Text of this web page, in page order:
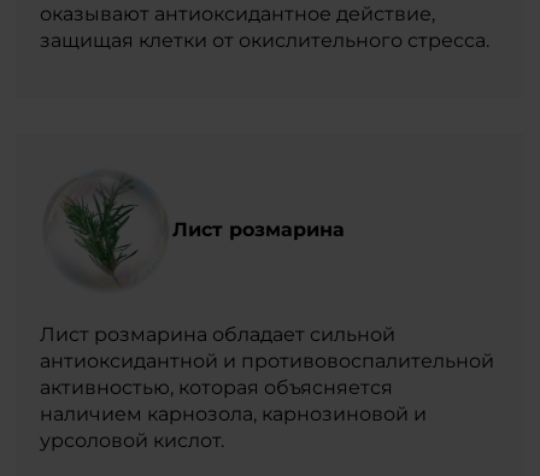
оказывают антиоксидантное действие,
защищая клетки от окислительного стресса.
Лист розмарина
Лист розмарина обладает сильной
антиоксидантной и противовоспалительной
активностью, которая объясняется
наличием карнозола, карнозиновой и
урсоловой кислот.